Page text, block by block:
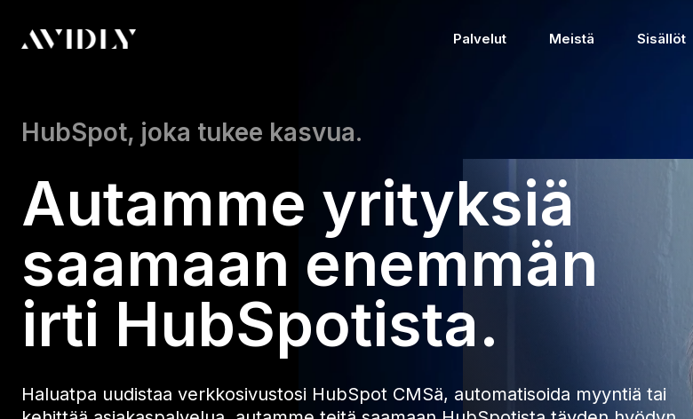
Palvelut Meistä Sisällöt
HubSpot, joka tukee kasvua.
Autamme yrityksiä
saamaan enemmän
irti HubSpotista.
Haluatpa uudistaa verkkosivustosi HubSpot CMSä, automatisoida myyntiä tai